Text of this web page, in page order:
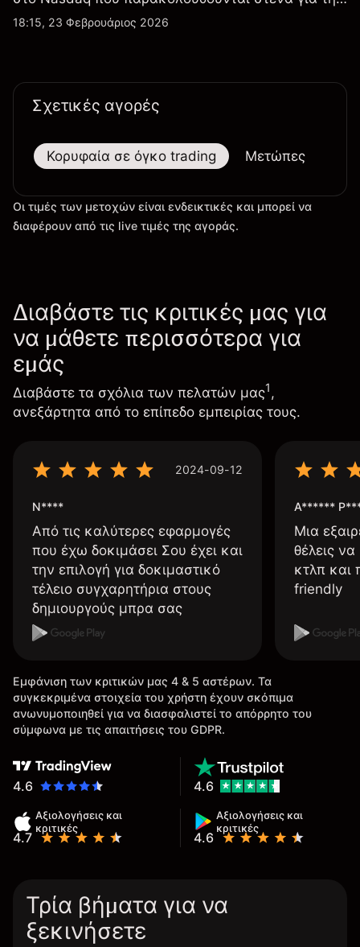
απόδοση κερδών, τα δεδομένα παραδόσεων και
18:15, 23 Φεβρουάριος 2026
Σχετικές αγορές
Κορυφαία σε όγκο trading Μετώπες
Οι τιμές των μετοχών είναι ενδεικτικές και μπορεί να
διαφέρουν από τις live τιμές της αγοράς.
Διαβάστε τις κριτικές μας για
να μάθετε περισσότερα για
εμάς
Διαβάστε τα σχόλια των πελατών μας1,
ανεξάρτητα από το επίπεδο εμπειρίας τους.
2024-09-12
N****
Από τις καλύτερες εφαρμογές
που έχω δοκιμάσει Σου έχει και
την επιλογή για δοκιμαστικό
τέλειο συγχαρητήρια στους
δημιουργούς μπρα σας
A******
Μια
θέλεις
κτλπ και
friendly
Εμφάνιση των κριτικών μας 4 & 5 αστέρων. Τα
συγκεκριμένα στοιχεία του χρήστη έχουν σκόπιμα
ανωνυμοποιηθεί για να διασφαλιστεί το απόρρητο του
σύμφωνα με τις απαιτήσεις του GDPR.
4.6
Αξιολογήσεις και
κριτικές
4.7
Αξιολογήσεις και
κριτικές
4.6
4.6
Τρία βήματα για να
ξεκινήσετε